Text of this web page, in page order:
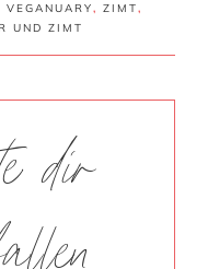
VEGANUARY, ZIMT,
UND ZIMT
dir